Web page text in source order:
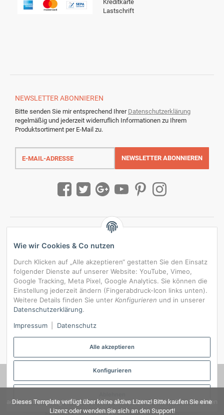
Kreditkarte
Lastschrift
NEWSLETTERABONNIEREN
Bitte senden Sie mir entsprechend Ihrer Datenschutzerklärung
regelmäßig und jederzeit widerruflich Informationen zu Ihrem
Produktsortiment per E-Mail zu.
E-
Mail-
NEWSLETTER ABONNIEREN
Alle Preise inkl. gesetzlicher USt., zzgl.
Datenschutz-Einstellungen
© RedBridgeJeans
Wie wir Cookies & Co nutzen
Durch Klicken auf „Alle akzeptieren“ gestatten Sie den Einsatz
folgender Dienste auf unserer Website: YouTube, Vimeo,
Google Tracking, Meta Pixel, Google Analytics. Sie können die
Einstellung jederzeit ändern (Fingerabdruck-Icon links unten).
Weitere Details finden Sie unter Konfigurieren und in unserer
Datenschutzerklärung.
Impressum
Datenschutz
Alle akzeptieren
Konfigurieren
admorris Pro verfügt über keine aktive Lizenz! Bitte wenden Sie sich an den
Support!
Dieses Template verfügt über keine aktive Lizenz! Bitte kaufen Sie eine
Lizenz oder wenden Sie sich an den Support!